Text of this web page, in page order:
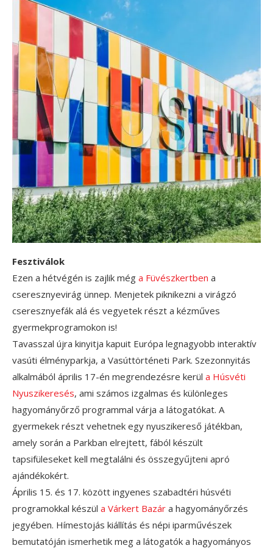
Fesztiválok
Ezen a hétvégén is zajlik még a Füvészkertben a
cseresznyevirág ünnep. Menjetek piknikezni a virágzó
cseresznyefák alá és vegyetek részt a kézműves
gyermekprogramokon is!
Tavasszal újra kinyitja kapuit Európa legnagyobb interaktív
vasúti élményparkja, a Vasúttörténeti Park. Szezonnyitás
alkalmából április 17-én megrendezésre kerül a Húsvéti
Nyuszikeresés, ami számos izgalmas és különleges
hagyományőrző programmal várja a látogatókat. A
gyermekek részt vehetnek egy nyuszikereső játékban,
amely során a Parkban elrejtett, fából készült
tapsifüleseket kell megtalálni és összegyűjteni apró
ajándékokért.
Április 15. és 17. között ingyenes szabadtéri húsvéti
programokkal készül a Várkert Bazár a hagyományőrzés
jegyében. Hímestojás kiállítás és népi iparművészek
bemutatóján ismerhetik meg a látogatók a hagyományos